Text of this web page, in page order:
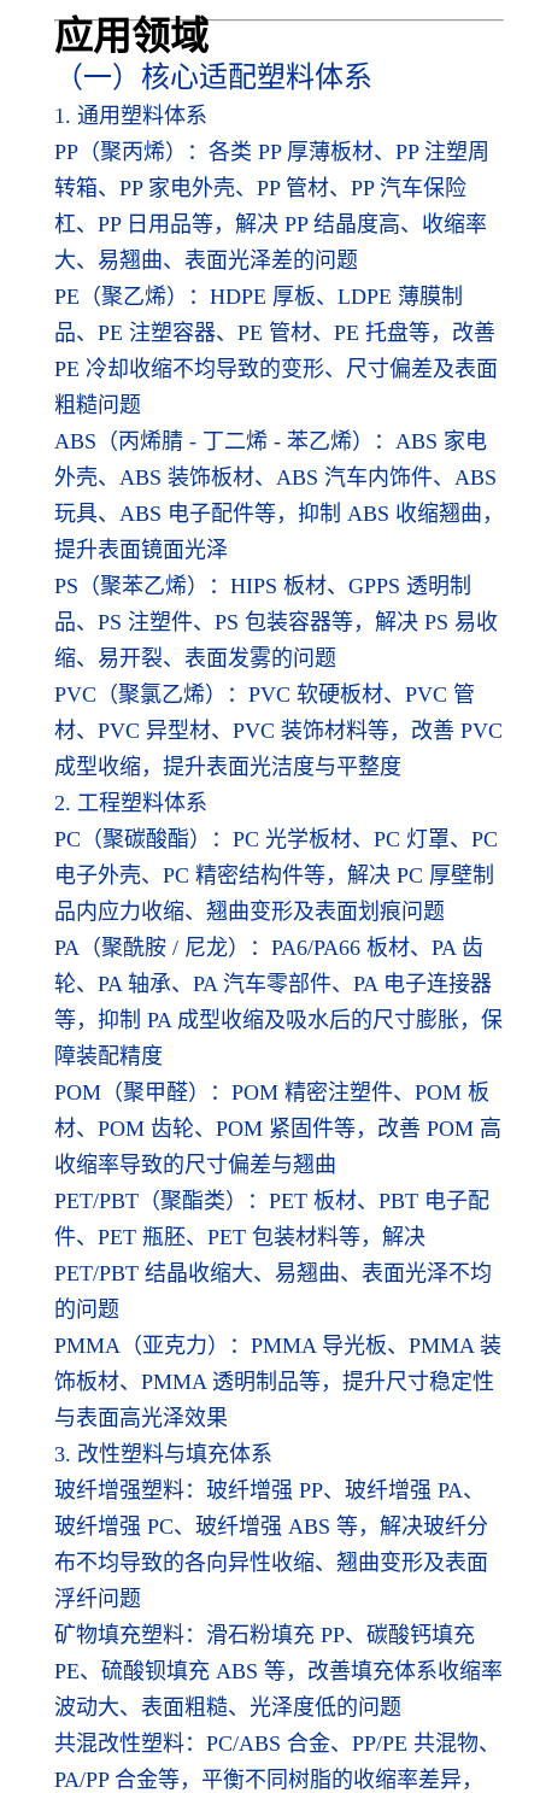
应用领域
（一）核心适配塑料体系
1. 通用塑料体系
PP（聚丙烯）：各类 PP 厚薄板材、PP 注塑周
转箱、PP 家电外壳、PP 管材、PP 汽车保险
杠、PP 日用品等，解决 PP 结晶度高、收缩率
大、易翘曲、表面光泽差的问题
PE（聚乙烯）：HDPE 厚板、LDPE 薄膜制
品、PE 注塑容器、PE 管材、PE 托盘等，改善
PE 冷却收缩不均导致的变形、尺寸偏差及表面
粗糙问题
ABS（丙烯腈 - 丁二烯 - 苯乙烯）：ABS 家电
外壳、ABS 装饰板材、ABS 汽车内饰件、ABS
玩具、ABS 电子配件等，抑制 ABS 收缩翘曲，
提升表面镜面光泽
PS（聚苯乙烯）：HIPS 板材、GPPS 透明制
品、PS 注塑件、PS 包装容器等，解决 PS 易收
缩、易开裂、表面发雾的问题
PVC（聚氯乙烯）：PVC 软硬板材、PVC 管
材、PVC 异型材、PVC 装饰材料等，改善 PVC
成型收缩，提升表面光洁度与平整度
2. 工程塑料体系
PC（聚碳酸酯）：PC 光学板材、PC 灯罩、PC
电子外壳、PC 精密结构件等，解决 PC 厚壁制
品内应力收缩、翘曲变形及表面划痕问题
PA（聚酰胺 / 尼龙）：PA6/PA66 板材、PA 齿
轮、PA 轴承、PA 汽车零部件、PA 电子连接器
等，抑制 PA 成型收缩及吸水后的尺寸膨胀，保
障装配精度
POM（聚甲醛）：POM 精密注塑件、POM 板
材、POM 齿轮、POM 紧固件等，改善 POM 高
收缩率导致的尺寸偏差与翘曲
PET/PBT（聚酯类）：PET 板材、PBT 电子配
件、PET 瓶胚、PET 包装材料等，解决
PET/PBT 结晶收缩大、易翘曲、表面光泽不均
的问题
PMMA（亚克力）：PMMA 导光板、PMMA 装
饰板材、PMMA 透明制品等，提升尺寸稳定性
与表面高光泽效果
3. 改性塑料与填充体系
玻纤增强塑料：玻纤增强 PP、玻纤增强 PA、
玻纤增强 PC、玻纤增强 ABS 等，解决玻纤分
布不均导致的各向异性收缩、翘曲变形及表面
浮纤问题
矿物填充塑料：滑石粉填充 PP、碳酸钙填充
PE、硫酸钡填充 ABS 等，改善填充体系收缩率
波动大、表面粗糙、光泽度低的问题
共混改性塑料：PC/ABS 合金、PP/PE 共混物、
PA/PP 合金等，平衡不同树脂的收缩率差异，